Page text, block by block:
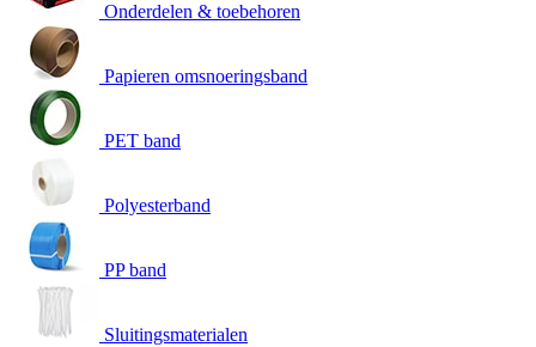
Onderdelen & toebehoren
Papieren omsnoeringsband
PET band
Polyesterband
PP band
Sluitingsmaterialen